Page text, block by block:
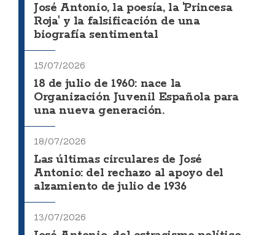
José Antonio, la poesía, la 'Princesa
Roja' y la falsificación de una
biografía sentimental
15/07/2026
18 de julio de 1960: nace la
Organización Juvenil Española para
una nueva generación.
18/07/2026
Las últimas circulares de José
Antonio: del rechazo al apoyo del
alzamiento de julio de 1936
13/07/2026